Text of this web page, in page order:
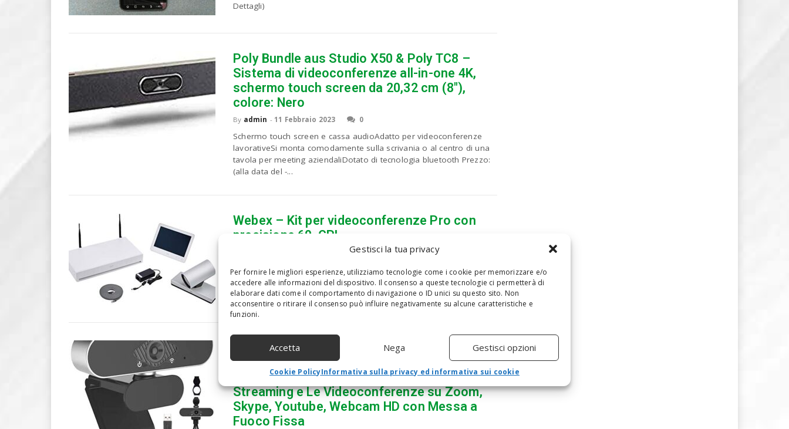
Gestisci la tua privacy
Per fornire le migliori esperienze, utilizziamo tecnologie come i cookie per memorizzare e/o
accedere alle informazioni del dispositivo. Il consenso a queste tecnologie ci permetterà di
elaborare dati come il comportamento di navigazione o ID unici su questo sito. Non
acconsentire o ritirare il consenso può influire negativamente su alcune caratteristiche e
funzioni.
Accetta Nega Gestisci opzioni
Cookie PolicyInformativa sulla privacy ed informativa sui cookie
Dettagli)
Poly Bundle aus Studio X50 & Poly TC8 –
Sistema di videoconferenze all-in-one 4K,
schermo touch screen da 20,32 cm (8″),
colore: Nero
By admin - 11 Febbraio 2023 0
Schermo touch screen e cassa audioAdatto per videoconferenze
lavorativeSi monta comodamente sulla scrivania o al centro di una
tavola per meeting aziendaliDotato di tecnologia bluetooth Prezzo:
(alla data del -...
Webex – Kit per videoconferenze Pro con
precisione 60, GPL
0
Prodotto in ItaliaFacile da usareProdotto di qualitaProdotto ottimo
Prezzo: (alla data del - Dettagli)
BBO 1080P USB Webcam per PC con
Microfono, Fotocamera per Desktop
Desktop USB con Cover e Treppiede,per
Streaming e Le Videoconferenze su Zoom,
Skype, Youtube, Webcam HD con Messa a
Fuoco Fissa